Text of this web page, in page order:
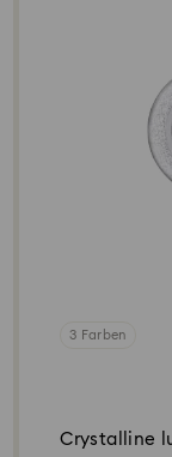
3 Farben
Crystalline